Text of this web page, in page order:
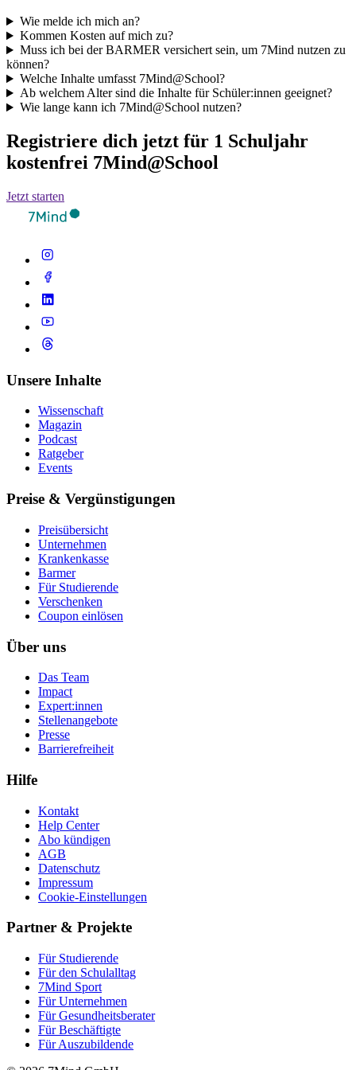
Wie melde ich mich an?
Kommen Kosten auf mich zu?
Muss ich bei der BARMER versichert sein, um 7Mind nutzen zu
können?
Welche Inhalte umfasst 7Mind@School?
Ab welchem Alter sind die Inhalte für Schüler:innen geeignet?
Wie lange kann ich 7Mind@School nutzen?
Registriere dich jetzt für 1 Schuljahr
kostenfrei 7Mind@School
Jetzt starten
Unsere Inhalte
Wissenschaft
Magazin
Podcast
Ratgeber
Events
Preise & Vergünstigungen
Preisübersicht
Unternehmen
Krankenkasse
Barmer
Für Studierende
Ver­schen­ken
Coupon einlösen
Über uns
Das Team
Impact
Expert:innen
Stellenangebote
Presse
Barrierefreiheit
Hilfe
Kontakt
Help Center
Abo kündigen
AGB
Datenschutz
Impressum
Cookie-Einstellungen
Partner & Projekte
Für Stu­die­rende
Für den Schulalltag
7Mind Sport
Für Unter­neh­men
Für Gesund­heits­be­ra­ter
Für Beschäftigte
Für Auszubildende